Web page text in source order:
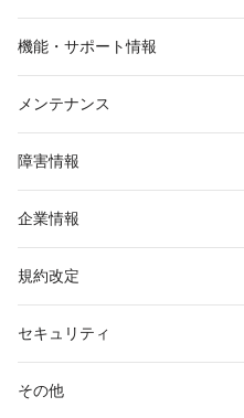
機能・サポート情報
メンテナンス
障害情報
企業情報
規約改定
セキュリティ
その他